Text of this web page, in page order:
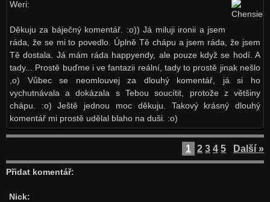
Weri:
Děkuju za báječný komentář. :o)) Já miluji ironii a jsem
ráda, že se mi to povedlo. Úplně Tě chápu a jsem ráda, že jsem
Tě dostala. Já mám ráda happyendy, ale pouze když se hodí. A
tady... Prostě buďme i ve fantazii reální, tady to prostě jinak nešlo
,o) Vůbec se neomlouvej za dlouhý komentář, já si ho
vychutnávala a dokázala s Tebou soucítit, protože z většiny
chápu. :o) Ještě jednou moc děkuju. Takový krásný dlouhý
komentář mi prostě udělal blaho na duši. :o)
1 2 3 4 5 Další »
Přidat komentář:
Nick: